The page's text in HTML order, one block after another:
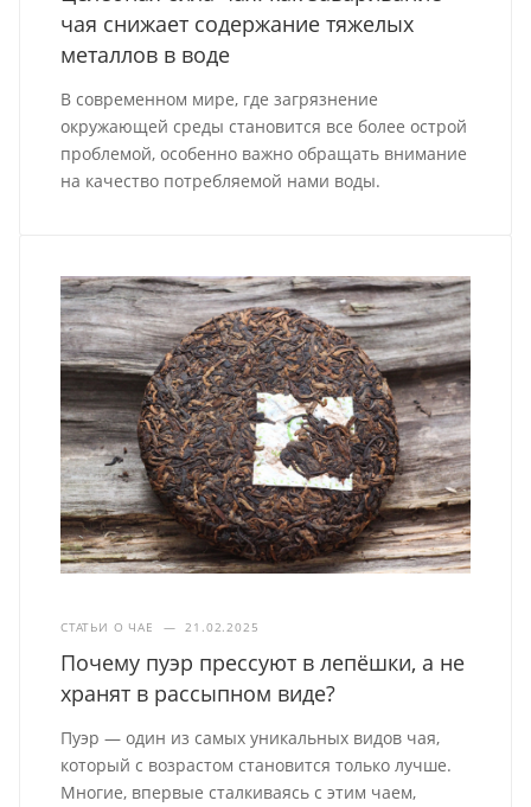
чая снижает содержание тяжелых
металлов в воде
В современном мире, где загрязнение
окружающей среды становится все более острой
проблемой, особенно важно обращать внимание
на качество потребляемой нами воды.
СТАТЬИ О ЧАЕ — 21.02.2025
Почему пуэр прессуют в лепёшки, а не
хранят в рассыпном виде?
Пуэр — один из самых уникальных видов чая,
который с возрастом становится только лучше.
Многие, впервые сталкиваясь с этим чаем,